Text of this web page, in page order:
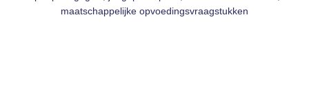
maatschappelijke opvoedingsvraagstukken